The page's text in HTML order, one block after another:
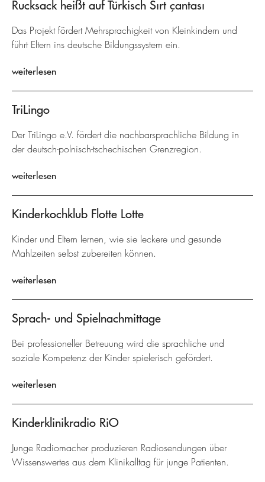
Rucksack heißt auf Türkisch Sırt çantası
Das Projekt fördert Mehrsprachigkeit von Kleinkindern und
führt Eltern ins deutsche Bildungssystem ein.
weiterlesen
TriLingo
Der TriLingo e.V. fördert die nachbarsprachliche Bildung in
der deutsch-polnisch-tschechischen Grenzregion.
weiterlesen
Kinderkochklub Flotte Lotte
Kinder und Eltern lernen, wie sie leckere und gesunde
Mahlzeiten selbst zubereiten können.
weiterlesen
Sprach- und Spielnachmittage
Bei professioneller Betreuung wird die sprachliche und
soziale Kompetenz der Kinder spielerisch gefördert.
weiterlesen
Kinderklinikradio RiO
Junge Radiomacher produzieren Radiosendungen über
Wissenswertes aus dem Klinikalltag für junge Patienten.